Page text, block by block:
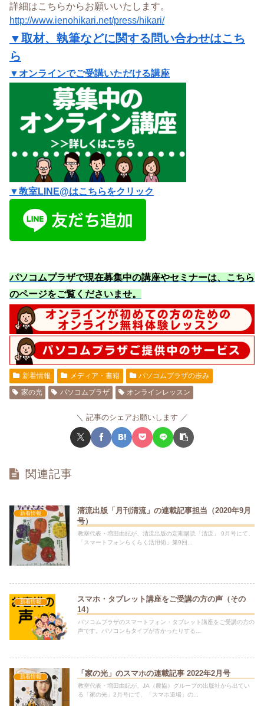
詳細はこちらからお願いいたします。
http://www.ienohikari.net/press/hikari/
▼取材、執筆などに関する問い合わせはこち
ら
▼オンラインでご受講いただける講座
▼教室LINE@はこちらをクリック
パソコムプラザで現在募集中の講座やセミナーは、こちら
のページをご覧くださいませ。
新着情報 メディア・書籍
パソコムプラザの歩み
家の光
パソコムプラザ オンラインレッスン
記事のシェアお願いします
関連記事
新着情報
清流出版「月刊清流」の連載記事担当（2020年9月
号）
教室代表・増田由紀が、清流出版の定期購読「清流」 9月号にて、
「スマートフォンらくらく活用術」第9回...
新着情報
スマホ・タブレット講座をご受講の方の声（その
14）
パソコムプラザのスマートフォン・タブレット講座をご受講の方の
声です。パソコンもタイプが古かったりする...
新着情報 「家の光」のスマホの連載記事 2022年2月号
教室代表・増田由紀が、JA（農協）グループの出版社から出てい
る「家の光」2月号にて、「スマホ道場」の...